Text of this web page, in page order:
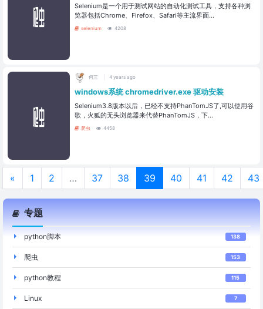
Selenium是一个用于测试网站的自动化测试工具，支持各种浏
览器包括Chrome、Firefox、Safari等主流界面...
selenium 4208
何三 4 years ago
windows系统 chromedriver.exe 驱动安装
Selenium3.8版本以后，已经不支持PhanTomJS了,可以使用谷
歌，火狐的无头浏览器来代替PhanTomJS，下...
爬虫 4458
« 1 2 … 37 38 39 40 41 42 43
专题
python脚本 138
爬虫 153
python教程 115
Linux 7